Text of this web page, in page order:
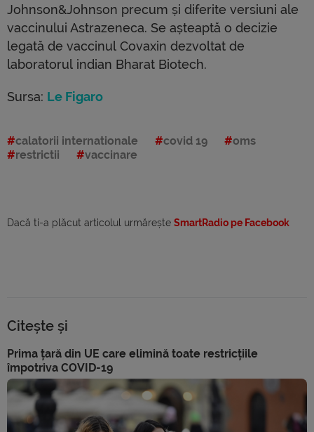
Johnson&Johnson precum și diferite versiuni ale
vaccinului Astrazeneca. Se așteaptă o decizie
legată de vaccinul Covaxin dezvoltat de
laboratorul indian Bharat Biotech.
Sursa: Le Figaro
calatorii internationale covid 19
oms
restrictii
vaccinare
Dacă ti-a plăcut articolul urmărește SmartRadio pe Facebook
Citește și
Prima țară din UE care elimină toate restricțiile
împotriva COVID-19